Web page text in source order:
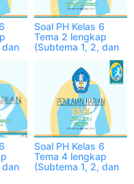
dan
Soal PH Kelas 6
Tema 2 lengkap
(Subtema 1, 2, dan
3)
dan
Soal PH Kelas 6
Tema 4 lengkap
(Subtema 1, 2, dan
3)